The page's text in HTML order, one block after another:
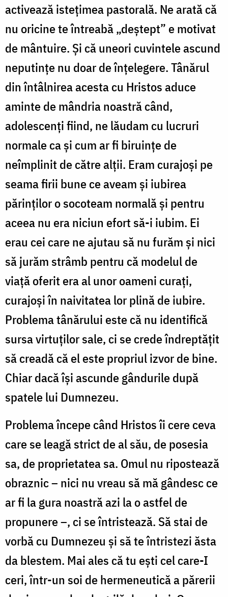
activează istețimea pastorală. Ne arată că
nu oricine te întreabă „deștept” e motivat
de mântuire. Și că uneori cuvintele ascund
neputințe nu doar de înțelegere. Tânărul
din întâlnirea acesta cu Hristos aduce
aminte de mândria noastră când,
adolescenți fiind, ne lăudam cu lucruri
normale ca și cum ar fi biruințe de
neîmplinit de către alții. Eram curajoși pe
seama firii bune ce aveam și iubirea
părinților o socoteam normală și pentru
aceea nu era niciun efort să-i iubim. Ei
erau cei care ne ajutau să nu furăm și nici
să jurăm strâmb pentru că modelul de
viață oferit era al unor oameni curați,
curajoși în naivitatea lor plină de iubire.
Problema tânărului este că nu identifică
sursa virtuților sale, ci se crede îndreptățit
să creadă că el este propriul izvor de bine.
Chiar dacă își ascunde gândurile după
spatele lui Dumnezeu.
Problema începe când Hristos îi cere ceva
care se leagă strict de al său, de posesia
sa, de proprietatea sa. Omul nu ripostează
obraznic – nici nu vreau să mă gândesc ce
ar fi la gura noastră azi la o astfel de
propunere –, ci se întristează. Să stai de
vorbă cu Dumnezeu și să te întristezi ăsta
da blestem. Mai ales că tu ești cel care-I
ceri, într-un soi de hermeneutică a părerii